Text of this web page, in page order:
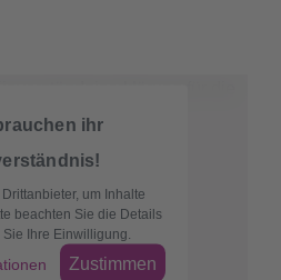
ihr
um Inhalte
beachten Sie die Details
Ihre Einwilligung.
Zustimmen